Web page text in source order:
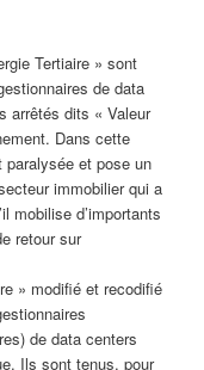
Tertiaire » sont
de data
arrêtés dits « Valeur
Dans cette
et pose un
immobilier qui a
mobilise d’importants
retour sur
» modifié et recodifié
de data centers
Ils sont tenus, pour